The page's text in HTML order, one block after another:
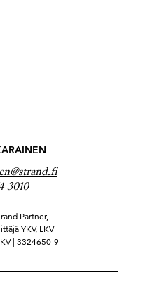
3010
Partner,
YKV, LKV
| 3324650-9